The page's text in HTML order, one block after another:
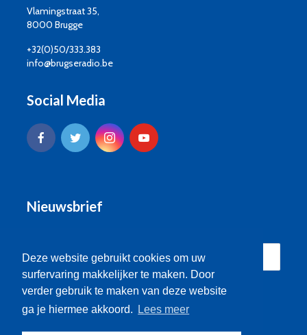
Deze website gebruikt cookies om uw
surfervaring makkelijker te maken. Door
verder gebruik te maken van deze website
ga je hiermee akkoord.
Lees meer
Vlamingstraat 35,
8000 Brugge
+32(0)50/333.383
info@brugseradio.be
Social Media
Nieuwsbrief